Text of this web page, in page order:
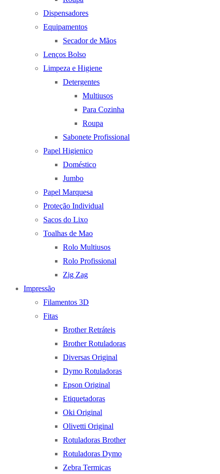
Dispensadores
Equipamentos
Secador de Mãos
Lenços Bolso
Limpeza e Higiene
Detergentes
Multiusos
Para Cozinha
Roupa
Sabonete Profissional
Papel Higienico
Doméstico
Jumbo
Papel Marquesa
Proteção Individual
Sacos do Lixo
Toalhas de Mao
Rolo Multiusos
Rolo Profissional
Zig Zag
Impressão
Filamentos 3D
Fitas
Brother Retráteis
Brother Rotuladoras
Diversas Original
Dymo Rotuladoras
Epson Original
Etiquetadoras
Oki Original
Olivetti Original
Rotuladoras Brother
Rotuladoras Dymo
Zebra Termicas